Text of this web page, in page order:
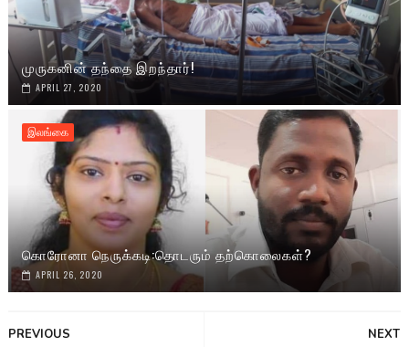
முருகனின் தந்தை இறந்தார்!
APRIL 27, 2020
இலங்கை
கொரோனா நெருக்கடி:தொடரும் தற்கொலைகள்?
APRIL 26, 2020
NEXT
PREVIOUS